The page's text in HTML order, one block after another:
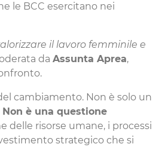
le BCC esercitano nei
il lavoro femminile e
da Assunta Aprea,
cambiamento. Non è solo un
Non è una questione
delle risorse umane, i processi
strategico che si